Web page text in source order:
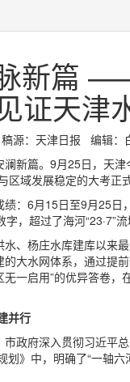
新篇
证天津
稿源：天津日报 编辑
新篇。9月25日，天
域发展稳定的大考正
：6月15日至9月25
超过了海河“23·7”流
、杨庄水库建库以来
大水网体系，通过提
一启用”的优异答卷
并行
政府深入贯彻习近平
》中，明确了“一轴